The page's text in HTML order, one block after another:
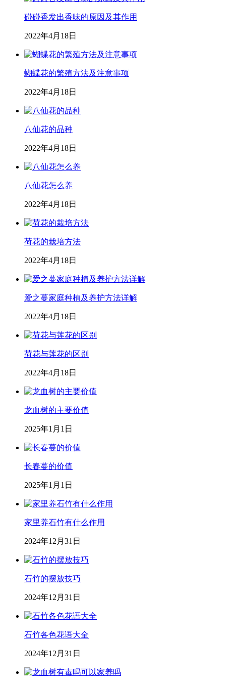
碰碰香发出香味的原因及其作用
2022年4月18日
蝴蝶花的繁殖方法及注意事项
2022年4月18日
八仙花的品种
2022年4月18日
八仙花怎么养
2022年4月18日
荷花的栽培方法
2022年4月18日
爱之蔓家庭种植及养护方法详解
2022年4月18日
荷花与莲花的区别
2022年4月18日
龙血树的主要价值
2025年1月1日
长春蔓的价值
2025年1月1日
家里养石竹有什么作用
2024年12月31日
石竹的摆放技巧
2024年12月31日
石竹各色花语大全
2024年12月31日